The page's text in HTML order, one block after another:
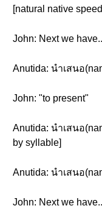
[natural native
John: Next we
Anutida: นำเสนอ
John: "to present"
Anutida: นำเสนอ
by syllable]
Anutida: นำเสนอ
John: Next we